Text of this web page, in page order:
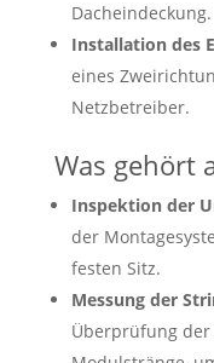
Dacheindeckung.
Installation des
eines
Netzbetreiber.
Was gehört
Inspektion der
der
festen Sitz.
Messung der
Überprüfung